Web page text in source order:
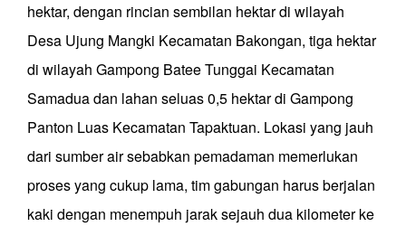
hektar, dengan rincian sembilan hektar di wilayah
Desa Ujung Mangki Kecamatan Bakongan, tiga hektar
di wilayah Gampong Batee Tunggai Kecamatan
Samadua dan lahan seluas 0,5 hektar di Gampong
Panton Luas Kecamatan Tapaktuan. Lokasi yang jauh
dari sumber air sebabkan pemadaman memerlukan
proses yang cukup lama, tim gabungan harus berjalan
kaki dengan menempuh jarak sejauh dua kilometer ke